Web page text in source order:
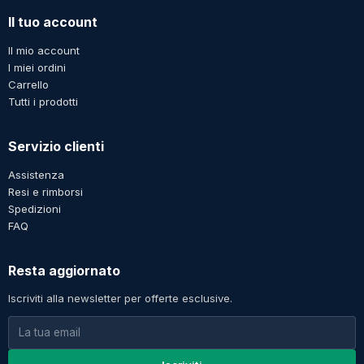
Il tuo account
Il mio account
I miei ordini
Carrello
Tutti i prodotti
Servizio clienti
Assistenza
Resi e rimborsi
Spedizioni
FAQ
Resta aggiornato
Iscriviti alla newsletter per offerte esclusive.